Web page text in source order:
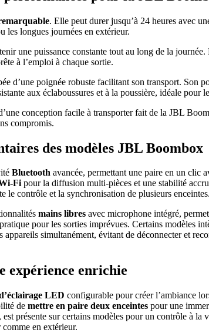
. Elle peut durer jusqu’à 24 heures avec
les longues journées en extérieur.
une puissance constante tout au long de la
à l’emploi à chaque sortie.
d’une poignée robuste facilitant son transport. Son
aux éclaboussures et à la poussière, idéale pour
conception facile à transporter fait de la JBL
compromis.
des modèles JBL Boombox
Bluetooth avancée, permettant une paire en un clic
Fipour la diffusion multi-pièces et une stabilité
contrôle et la synchronisation de plusieurs enceintes.
mains libres avec microphone intégré,
pour les sorties imprévues. Certains modèles
simultanément, évitant de déconnecter et
expérience enrichie
LED configurable pour créer l’ambiance
de mettre en paire deux enceintes pour une
présente sur certains modèles pour un contrôle à
en extérieur.